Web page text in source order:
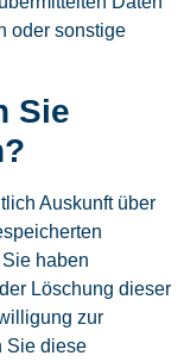
oder sonstige
Sie
Auskunft über
haben
Löschung dieser
zur
Sie diese